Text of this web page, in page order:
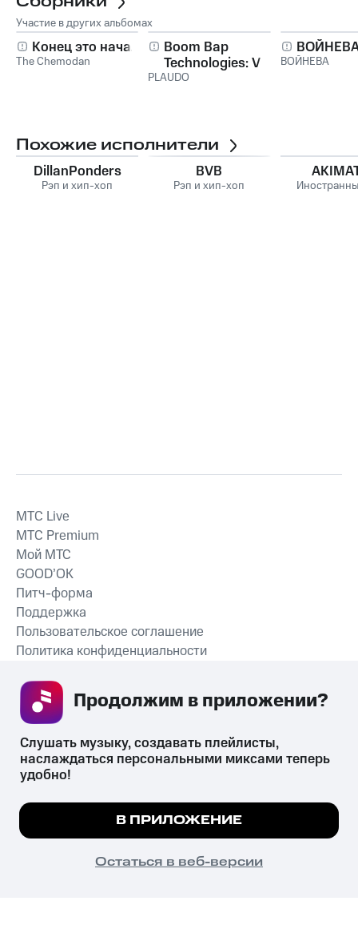
Участие в других альбомах
Конец это начало
The Chemodan
Boom Bap
Technologies: V
PLAUDO
ВОЙНЕВА
Похожие исполнители
DillanPonders
Рэп и хип-хоп
BVB
Рэп и хип-хоп
СКАЧАТЬ ПРИЛОЖЕНИЕ
MTС Live
MTС Premium
Мой МТС
GOOD’OK
Питч-форма
Поддержка
Пользовательское соглашение
Политика конфиденциальности
психотропных веществ, их аналогов причиняет вред здоровью,
их незаконный оборот запрещён и влечёт установленную
законодательством ответственность.
© 2026 ООО «КИОН».
Все права защищены
Мы используем куки, чтобы на сайте все
Подробнее
ПОНЯТНО
Слушать музыку, создавать плейлисты,
наслаждаться персональными миксами теперь
удобно!
В ПРИЛОЖЕНИЕ
Остаться в веб-версии